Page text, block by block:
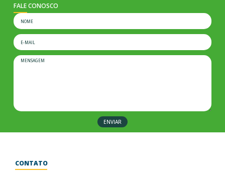
CONTATO
FALE CONOSCO
ENVIAR